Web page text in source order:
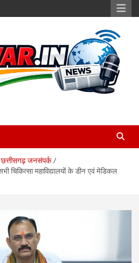
छत्तीसगढ़ जनसंपर्क
चिकित्सा महाविद्यालयों के डीन एवं मेडिकल